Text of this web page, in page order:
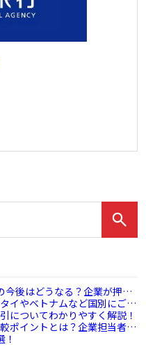
今後はどうなる？企業が押さ
イやベトナムなど国別にご紹
についてわかりやすく解説！
ポイントとは？企業担当者が